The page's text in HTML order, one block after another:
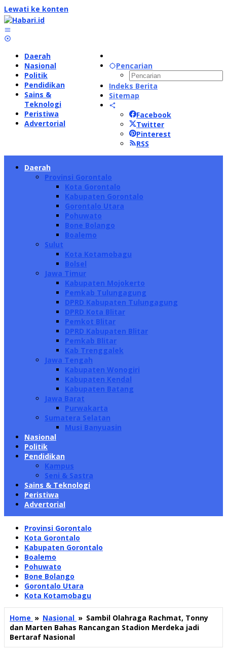
Lewati ke konten
Pencarian
Indeks Berita
Sitemap
Facebook
Twitter
Pinterest
RSS
Daerah
Nasional
Politik
Pendidikan
Sains &
Teknologi
Peristiwa
Advertorial
Daerah
Provinsi Gorontalo
Kota Gorontalo
Kabupaten Gorontalo
Gorontalo Utara
Pohuwato
Bone Bolango
Boalemo
Sulut
Kota Kotamobagu
Bolsel
Jawa Timur
Kabupaten Mojokerto
Pemkab Tulungagung
DPRD Kabupaten Tulungagung
DPRD Kota Blitar
Pemkot Blitar
DPRD Kabupaten Blitar
Pemkab Blitar
Kab Trenggalek
Jawa Tengah
Kabupaten Wonogiri
Kabupaten Kendal
Kabupaten Batang
Jawa Barat
Purwakarta
Sumatera Selatan
Musi Banyuasin
Nasional
Politik
Pendidikan
Kampus
Seni & Sastra
Sains & Teknologi
Peristiwa
Advertorial
Provinsi Gorontalo
Kota Gorontalo
Kabupaten Gorontalo
Boalemo
Pohuwato
Bone Bolango
Gorontalo Utara
Kota Kotamobagu
Home » Nasional » Sambil Olahraga Rachmat, Tonny
dan Marten Bahas Rancangan Stadion Merdeka jadi
Bertaraf Nasional